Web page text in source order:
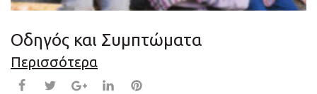
Οδηγός και Συμπτώματα
Περισσότερα